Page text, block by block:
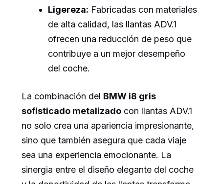
Ligereza: Fabricadas con materiales
de alta calidad, las llantas ADV.1
ofrecen una reducción de peso que
contribuye a un mejor desempeño
del coche.
La combinación del BMW i8 gris
sofisticado metalizado con llantas ADV.1
no solo crea una apariencia impresionante,
sino que también asegura que cada viaje
sea una experiencia emocionante. La
sinergia entre el diseño elegante del coche